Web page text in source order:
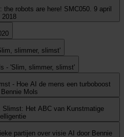
the robots are here! SMC050. 9 april
2018
slimmer, slimst'
- 'Slim, slimmer, slimst'
- Hoe AI de mens een turboboost
Mols
Slimst: Het ABC van Kunstmatige
partijen over visie AI door Bennie